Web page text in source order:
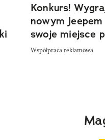
Konkurs!
nowym
swoje miejsce
Współpraca reklamowa